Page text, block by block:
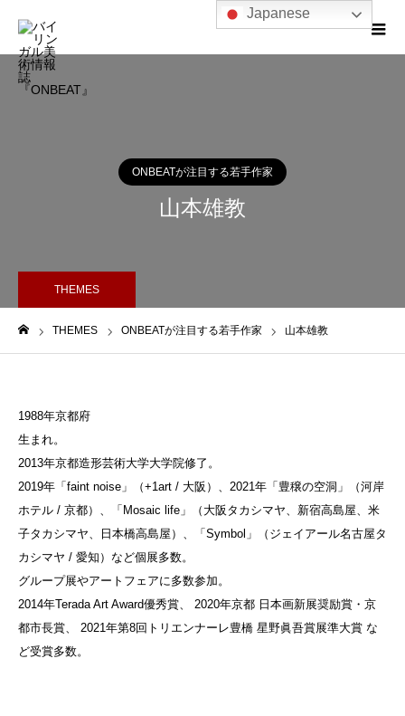
ONBEATが注目する若手作家
山本雄教
THEMES
THEMES ONBEATが注目する若手作家 山本雄教
1988年京都府
生まれ。
2013年京都造形芸術大学大学院修了。
2019年「faint noise」（+1art / 大阪）、2021年「豊穣の空洞」（河岸
ホテル / 京都）、「Mosaic life」（大阪タカシマヤ、新宿高島屋、米
子タカシマヤ、日本橋高島屋）、「Symbol」（ジェイアール名古屋タ
カシマヤ / 愛知）など個展多数。
グループ展やアートフェアに多数参加。
2014年Terada Art Award優秀賞、 2020年京都 日本画新展奨励賞・京
都市長賞、 2021年第8回トリエンナーレ豊橋 星野眞吾賞展準大賞 な
ど受賞多数。
Japanese